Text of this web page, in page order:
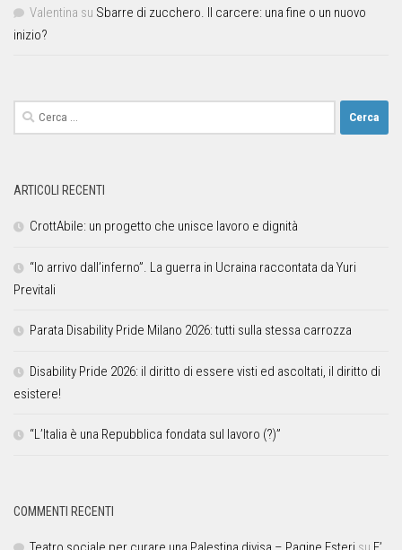
Valentina su Sbarre di zucchero. Il carcere: una fine o un nuovo
inizio?
ARTICOLI RECENTI
CrottAbile: un progetto che unisce lavoro e dignità
“Io arrivo dall’inferno”. La guerra in Ucraina raccontata da Yuri
Previtali
Parata Disability Pride Milano 2026: tutti sulla stessa carrozza
Disability Pride 2026: il diritto di essere visti ed ascoltati, il diritto di
esistere!
“L’Italia è una Repubblica fondata sul lavoro (?)”
COMMENTI RECENTI